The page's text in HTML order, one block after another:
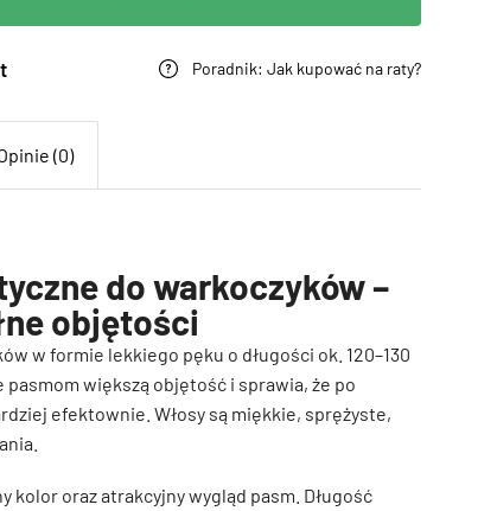
Poradnik: Jak kupować na raty?
(0)
do warkoczyków –
objętości
w formie lekkiego pęku o długości ok. 120–130
większą objętość i sprawia, że po
efektownie. Włosy są miękkie, sprężyste,
kolor oraz atrakcyjny wygląd pasm. Długość